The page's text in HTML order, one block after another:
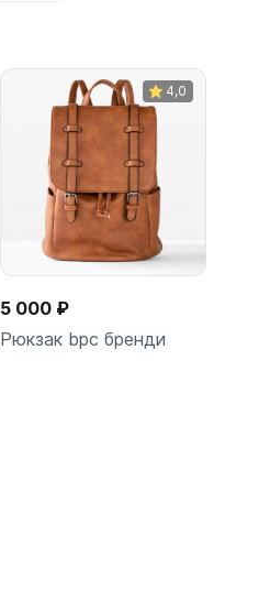
4,0
5 000 ₽
Рюкзак bpc бренди